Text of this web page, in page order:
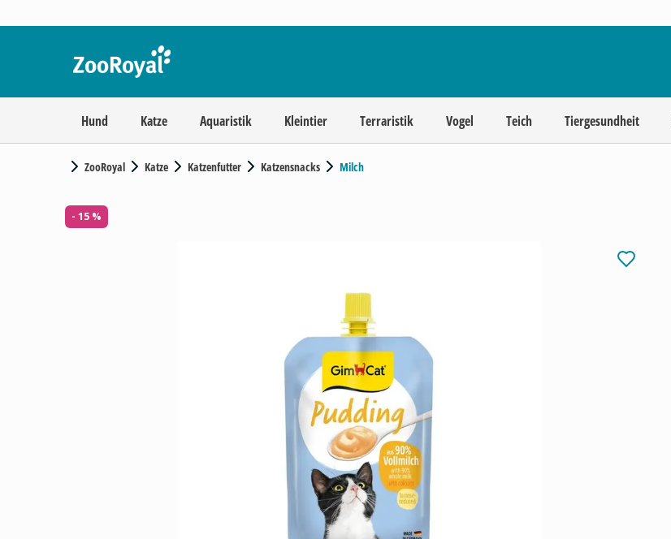
Hund Katze Aquaristik Kleintier Terraristik Vogel Teich Tiergesundheit
ZooRoyal Katze Katzenfutter Katzensnacks Milch
- 15 %